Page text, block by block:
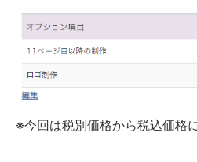
※今回は税別価格から税込価格